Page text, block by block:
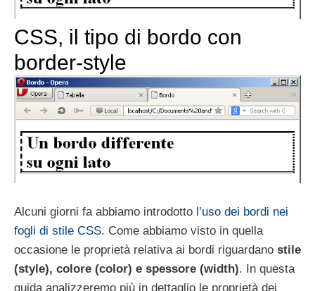
CSS, il tipo di bordo con
border-style
Alcuni giorni fa abbiamo introdotto l’uso dei bordi nei
fogli di stile CSS. Come abbiamo visto in quella
occasione le proprietà relativa ai bordi riguardano stile
(style), colore (color) e spessore (width). In questa
guida analizzeremo più in dettaglio le proprietà dei